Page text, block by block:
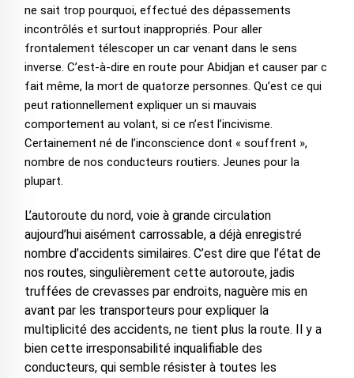
ne sait trop pourquoi, effectué des dépassements
incontrôlés et surtout inappropriés. Pour aller
frontalement télescoper un car venant dans le sens
inverse. C’est-à-dire en route pour Abidjan et causer par c
fait même, la mort de quatorze personnes. Qu’est ce qui
peut rationnellement expliquer un si mauvais
comportement au volant, si ce n’est l’incivisme.
Certainement né de l’inconscience dont « souffrent »,
nombre de nos conducteurs routiers. Jeunes pour la
plupart.
L’autoroute du nord, voie à grande circulation
aujourd’hui aisément carrossable, a déjà enregistré
nombre d’accidents similaires. C’est dire que l’état de
nos routes, singulièrement cette autoroute, jadis
truffées de crevasses par endroits, naguère mis en
avant par les transporteurs pour expliquer la
multiplicité des accidents, ne tient plus la route. Il y a
bien cette irresponsabilité inqualifiable des
conducteurs, qui semble résister à toutes les